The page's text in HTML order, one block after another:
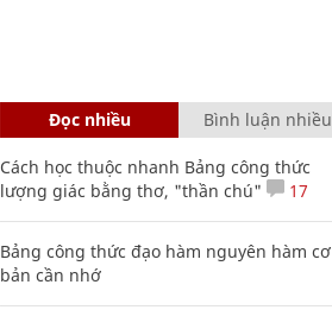
Đọc nhiều Bình luận nhiều
Cách học thuộc nhanh Bảng công thức
lượng giác bằng thơ, "thần chú"
17
Bảng công thức đạo hàm nguyên hàm cơ
bản cần nhớ